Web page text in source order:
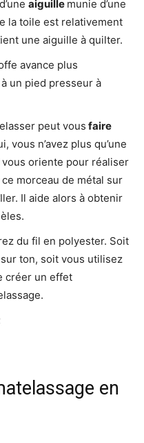
aiguille munie d’une
la toile est relativement
une aiguille à quilter.
avance plus
un pied presseur à
peut vous faire
vous n’avez plus qu’une
oriente pour réaliser
morceau de métal sur
Il aide alors à obtenir
du fil en polyester. Soit
ton, soit vous utilisez
créer un effet
en